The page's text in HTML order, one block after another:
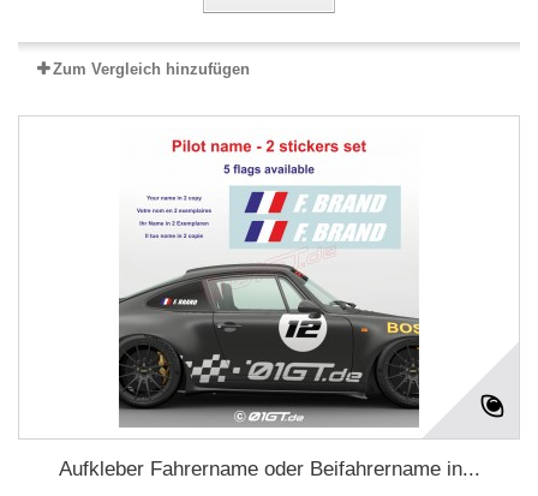
Zum Vergleich hinzufügen
Aufkleber Fahrername oder Beifahrername in...